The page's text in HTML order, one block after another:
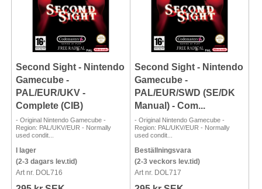
Second Sight - Nintendo
Gamecube -
PAL/EUR/UKV -
Complete (CIB)
- Original Nintendo Gamecube -
Region: PAL/UKV/EUR - Normally
used condit...
I lager
(2-3 dagars lev.tid)
Art nr. DOL716
Second Sight - Nintendo
Gamecube -
PAL/EUR/SWD (SE/DK
Manual) - Com...
- Original Nintendo Gamecube -
Region: PAL/UKV/EUR - Normally
used condit...
Beställningsvara
(2-3 veckors lev.tid)
Art nr. DOL717